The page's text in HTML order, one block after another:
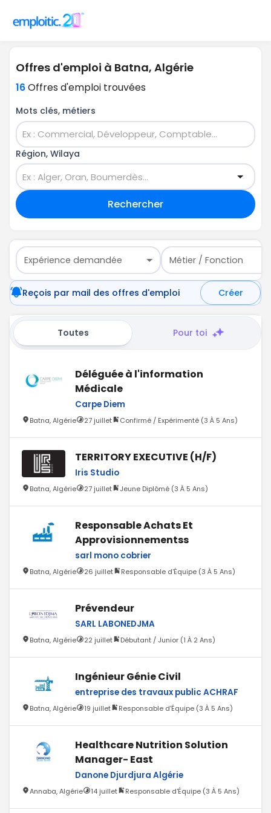
Offres d'emploi à Batna, Algérie
16Offres d'emploi trouvées
Mots clés, métiers
Région, Wilaya
Rechercher
Expérience demandée Métier / Fonction
Reçois par mail des offres d'emploi Créer
Toutes Pour toi
Déléguée à l'information
Médicale
Carpe Diem
Batna, Algérie 27 juillet Confirmé / Expérimenté (3 À 5 Ans)
TERRITORY EXECUTIVE (H/F)
Iris Studio
Batna, Algérie 27 juillet Jeune Diplômé (3 À 5 Ans)
Responsable Achats Et
Approvisionnementss
sarl mono cobrier
Batna, Algérie 26 juillet Responsable d'Équipe (3 À 5 Ans)
Prévendeur
SARL LABONEDJMA
Batna, Algérie 22 juillet Débutant / Junior (1 À 2 Ans)
Ingénieur Génie Civil
entreprise des travaux public ACHRAF
Batna, Algérie 19 juillet Responsable d'Équipe (3 À 5 Ans)
Healthcare Nutrition Solution
Manager- East
Danone Djurdjura Algérie
Annaba, Algérie 14 juillet Responsable d'Équipe (3 À 5 Ans)